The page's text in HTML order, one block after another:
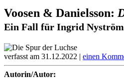
Voosen & Danielsson:
Ein Fall für Ingrid Nyström
verfasst am 31.12.2022 | einen
Autorin/Autor: